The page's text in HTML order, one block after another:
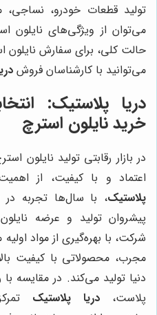
تولید قطعات خودرو،
می‌توان از ویژگی‌های نایلون
حالت کلی، برای سفارش نایلون
می‌توانید با کارشناسان فروش
دریا پلاستیک:
خرید نایلون استرچ
در بازار رقابتی تولید نایلون
اعتماد و با کیفیت، از
پلاستیک، با سال‌ها تجربه
پیشروان تولید و عرضه
شرکت، با بهره‌گیری از مواد
مجرب، محصولاتی با کیفیت
دنیا تولید می‌کند. در مقایسه
پلاست،دریا پلاستیک